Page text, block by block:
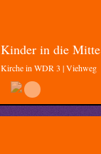
Kinder in die Mitte
Kirche in WDR 3 | Viehweg